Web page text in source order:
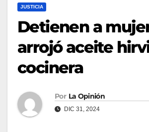
JUSTICIA
Detienen a
arrojó aceite
cocinera
Por La Opinión
DIC 31, 2024